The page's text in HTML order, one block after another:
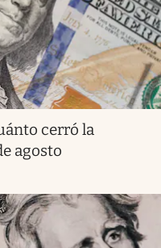
cerró la
agosto